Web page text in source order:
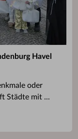
Havel
oder
Städte mit ...